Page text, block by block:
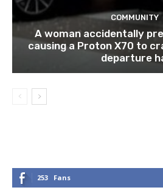
COMMUNITY
A woman accidentally
causing a Proton X70 to
departure
253 Fans